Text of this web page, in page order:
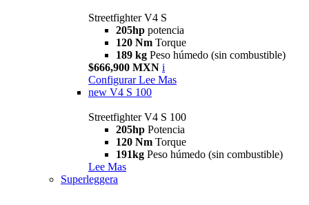
Streetfighter V4 S
205hp potencia
120 Nm Torque
189 kg Peso húmedo (sin combustible)
$666,900 MXN i
Configurar Lee Mas
new V4 S 100
Streetfighter V4 S 100
205hp Potencia
120 Nm Torque
191kg Peso húmedo (sin combustible)
Lee Mas
Superleggera